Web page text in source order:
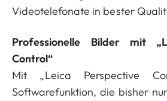
Videotelefonate in bester
Professionelle Bilder mit
Control“
Mit „Leica Perspective
Softwarefunktion, die bisher